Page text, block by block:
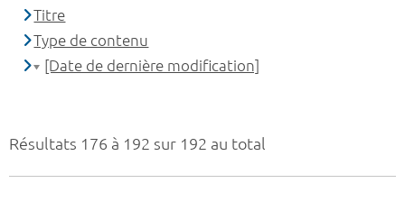
Résultats 176 à 192 sur 192 au total
Titre
Type de contenu
[Date de dernière modification]